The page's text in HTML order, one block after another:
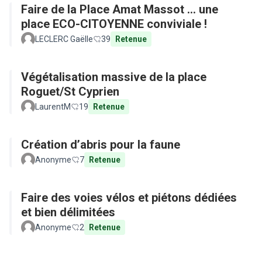
Faire de la Place Amat Massot ... une
place ECO-CITOYENNE conviviale !
LECLERC Gaëlle 39 Retenue
Végétalisation massive de la place
Roguet/St Cyprien
LaurentM 19 Retenue
Création d’abris pour la faune
Anonyme 7 Retenue
Faire des voies vélos et piétons dédiées
et bien délimitées
Anonyme 2 Retenue